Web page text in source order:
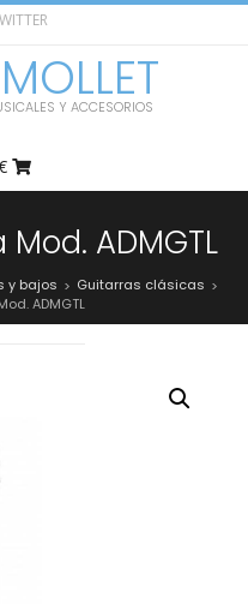
Y ACCESORIOS
ADMGTL
y bajos > Guitarras clásicas >
ADMGTL